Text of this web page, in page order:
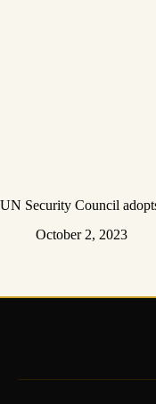
UN Security Council
October 2, 2023